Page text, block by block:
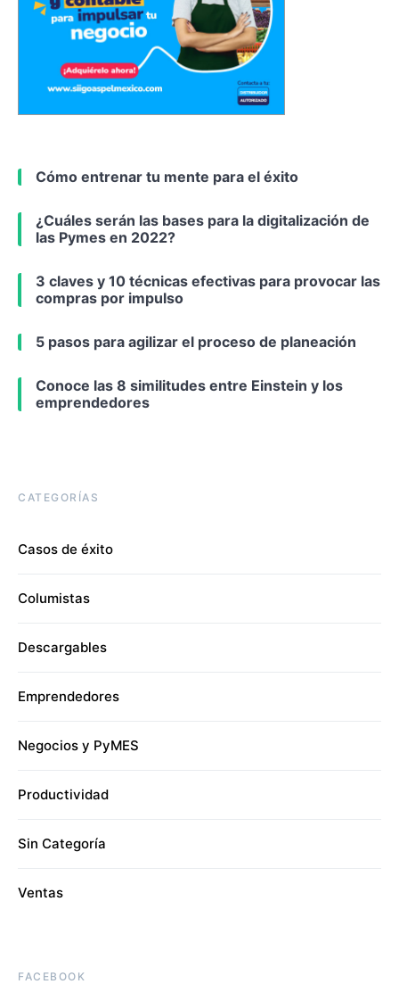
Cómo entrenar tu mente para el éxito
¿Cuáles serán las bases para la digitalización de
las Pymes en 2022?
3 claves y 10 técnicas efectivas para provocar las
compras por impulso
5 pasos para agilizar el proceso de planeación
Conoce las 8 similitudes entre Einstein y los
emprendedores
CATEGORÍAS
Casos de éxito
Columistas
Descargables
Emprendedores
Negocios y PyMES
Productividad
Sin Categoría
Ventas
FACEBOOK